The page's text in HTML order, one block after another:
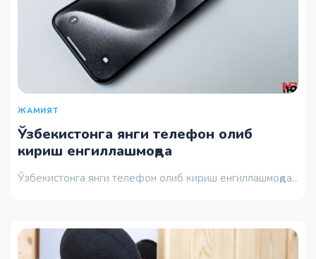
ЖАМИЯТ
Ўзбекистонга янги телефон олиб
кириш енгиллашмоқда
Ўзбекистонга янги телефон олиб кириш енгиллашмоқда...